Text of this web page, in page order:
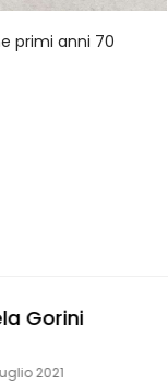
primi anni 70
Gorini
2021